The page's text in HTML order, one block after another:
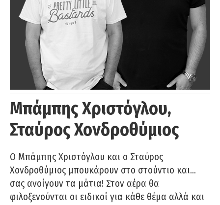
Μπάμπης Χριστόγλου,
Σταύρος Χονδροθύμιος
O Μπάμπης Χριστόγλου και ο Σταύρος
Χονδροθύμιος μπουκάρουν στο στούντιο και…
σας ανοίγουν τα μάτια! Στον αέρα θα
φιλοξενούνται οι ειδικοί για κάθε θέμα αλλά και